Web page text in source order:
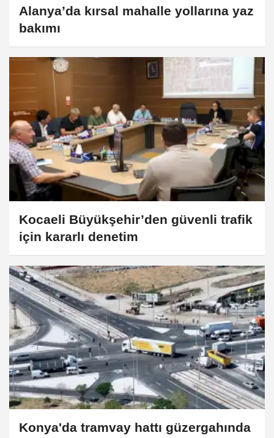
Alanya’da kırsal mahalle yollarına yaz
bakımı
Kocaeli Büyükşehir’den güvenli trafik
için kararlı denetim
Konya'da tramvay hattı güzergahında